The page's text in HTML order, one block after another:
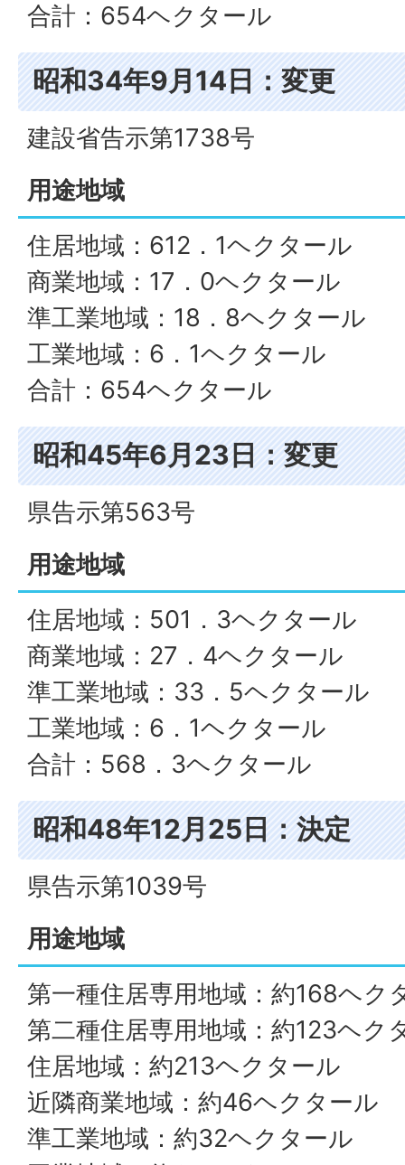
合計：654ヘクタール
昭和34年9月14日：変更
建設省告示第1738号
用途地域
住居地域：612．1ヘクタール
商業地域：17．0ヘクタール
準工業地域：18．8ヘクタール
工業地域：6．1ヘクタール
合計：654ヘクタール
昭和45年6月23日：変更
県告示第563号
用途地域
住居地域：501．3ヘクタール
商業地域：27．4ヘクタール
準工業地域：33．5ヘクタール
工業地域：6．1ヘクタール
合計：568．3ヘクタール
昭和48年12月25日：決定
県告示第1039号
用途地域
第一種住居専用地域：約168ヘク
第二種住居専用地域：約123ヘク
住居地域：約213ヘクタール
近隣商業地域：約46ヘクタール
準工業地域：約32ヘクタール